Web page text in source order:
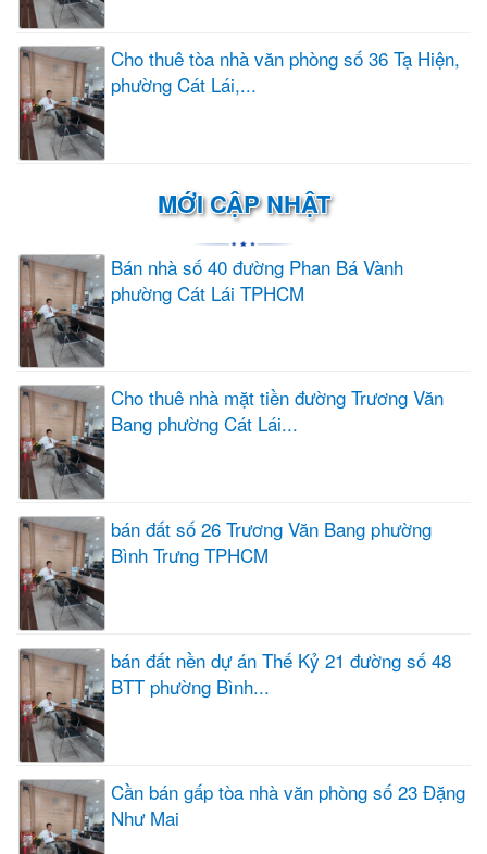
Cho thuê tòa nhà văn phòng số 36 Tạ Hiện,
phường Cát Lái,...
MỚI CẬP NHẬT
Bán nhà số 40 đường Phan Bá Vành
phường Cát Lái TPHCM
Cho thuê nhà mặt tiền đường Trương Văn
Bang phường Cát Lái...
bán đất số 26 Trương Văn Bang phường
Bình Trưng TPHCM
bán đất nền dự án Thế Kỷ 21 đường số 48
BTT phường Bình...
Cần bán gấp tòa nhà văn phòng số 23 Đặng
Như Mai